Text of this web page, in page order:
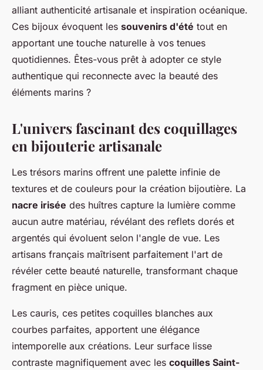
alliant authenticité artisanale et inspiration océanique.
Ces bijoux évoquent les souvenirs d'été tout en
apportant une touche naturelle à vos tenues
quotidiennes. Êtes-vous prêt à adopter ce style
authentique qui reconnecte avec la beauté des
éléments marins ?
L'univers fascinant des coquillages
en bijouterie artisanale
Les trésors marins offrent une palette infinie de
textures et de couleurs pour la création bijoutière. La
nacre irisée des huîtres capture la lumière comme
aucun autre matériau, révélant des reflets dorés et
argentés qui évoluent selon l'angle de vue. Les
artisans français maîtrisent parfaitement l'art de
révéler cette beauté naturelle, transformant chaque
fragment en pièce unique.
Les cauris, ces petites coquilles blanches aux
courbes parfaites, apportent une élégance
intemporelle aux créations. Leur surface lisse
contraste magnifiquement avec les coquilles Saint-